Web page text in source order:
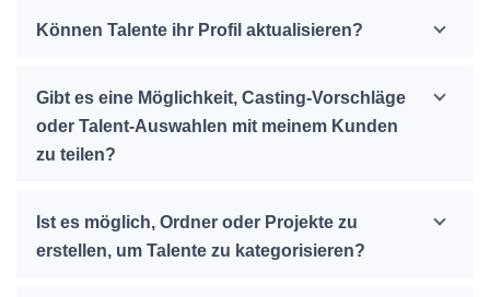
Können Talente ihr Profil aktualisieren?
Gibt es eine Möglichkeit, Casting-Vorschläge
oder Talent-Auswahlen mit meinem Kunden
zu teilen?
Ist es möglich, Ordner oder Projekte zu
erstellen, um Talente zu kategorisieren?